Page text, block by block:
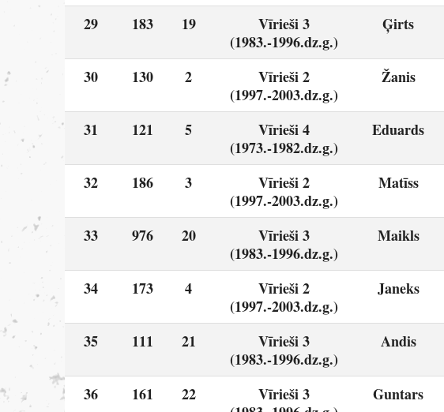
29 183 19
Vīrieši 3
(1983.-1996.dz.g.)
Ģirts
30 130 2
Vīrieši 2
(1997.-2003.dz.g.)
Žanis
31 121 5
Vīrieši 4
(1973.-1982.dz.g.)
Eduards
32 186 3
Vīrieši 2
(1997.-2003.dz.g.)
Matīss
33 976 20
Vīrieši 3
(1983.-1996.dz.g.)
Maikls
34 173 4
Vīrieši 2
(1997.-2003.dz.g.)
Janeks
35
111 21
Vīrieši 3
(1983.-1996.dz.g.)
Andis
36 161 22
Vīrieši 3
Guntars